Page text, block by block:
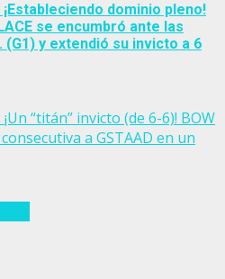
dominio pleno!
se encumbró ante las
(G1) y extendió su invicto a 6
“titán” invicto (de 6-6)! BOW
a GSTAAD en un